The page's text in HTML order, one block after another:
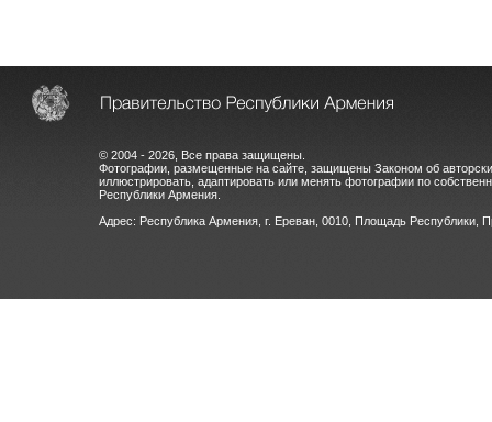
© 2004 - 2026, Все права защищены.
Фотографии, размещенные на сайте, защищены Законом об
иллюстрировать, адаптировать или менять фотографии по
Республики Армения.
Адрес: Республика Армения, г. Ереван, 0010, Площадь Республики,